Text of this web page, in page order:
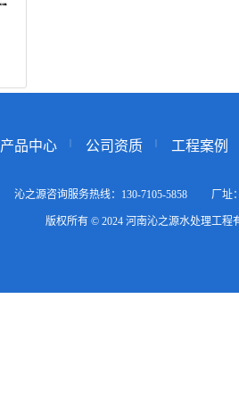
产品中心 公司资质 工程案例
沁之源咨询服务热线：130-7105-5858 厂
版权所有 © 2024 河南沁之源水处理工